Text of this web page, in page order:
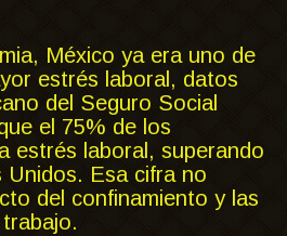
México ya era uno de
estrés laboral, datos
del Seguro Social
el 75% de los
estrés laboral, superando
Unidos. Esa cifra no
del confinamiento y las